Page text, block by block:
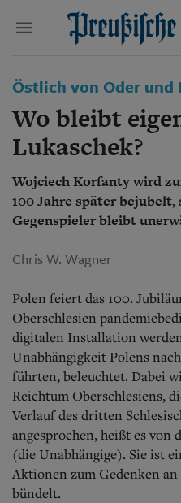
Wer
Abo
Suchen und finden
Östlich von Oder und
Wo bleibt
Lukaschek?
Wojciech Korfanty wird
100 Jahre später bejubelt,
Gegenspieler bleibt
Chris W. Wagner
Polen feiert das 100.
Oberschlesien
digitalen Installation
Unabhängigkeit Polens
führten, beleuchtet. Dabei
Reichtum Oberschlesiens,
Verlauf des dritten
angesprochen, heißt es von
(die Unabhängige). Sie ist
Aktionen zum Gedenken
bündelt.